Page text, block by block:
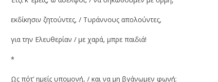
εκδίκησιν ζητούντες, / Τυράννους απολούντες,
για την Ελευθερίαν / με χαρά, μπρε παιδιά!
*
Ως πότ’ ημείς υπομονή, / και να μη βγάνωμεν φωνή;